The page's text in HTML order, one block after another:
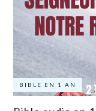
BIBLE EN 1 AN